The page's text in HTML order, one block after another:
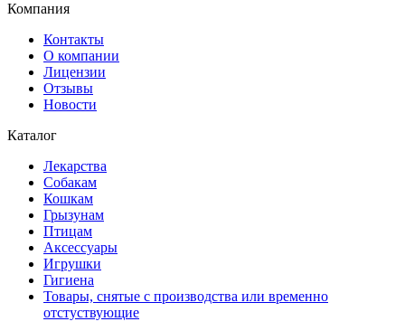
Компания
Контакты
О компании
Лицензии
Отзывы
Новости
Каталог
Лекарства
Собакам
Кошкам
Грызунам
Птицам
Аксессуары
Игрушки
Гигиена
Товары, снятые с производства или временно
отстуствующие